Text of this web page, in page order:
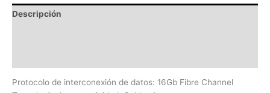
Descripción
Protocolo de interconexión de datos: 16Gb Fibre Channel